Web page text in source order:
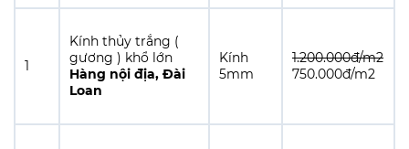
1
Kính thủy trắng (
gương ) khổ lớn
Hàng nội địa, Đài
Loan
Kính
5mm
1.200.000đ/m2
750.000đ/m2